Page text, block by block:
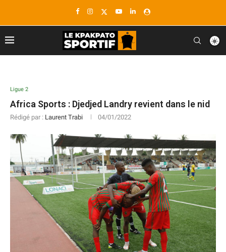
Ligue 2
Africa Sports : Djedjed Landry revient dans le nid
Rédigé par : Laurent Trabi 04/01/2022